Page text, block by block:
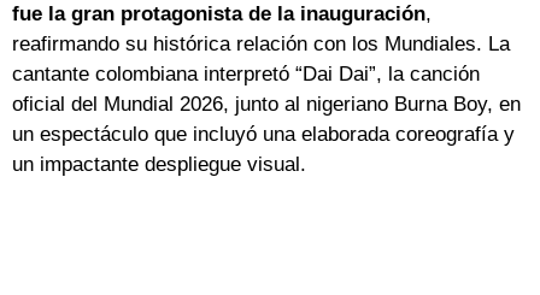
fue la gran protagonista de la inauguración,
reafirmando su histórica relación con los Mundiales. La
cantante colombiana interpretó “Dai Dai”, la canción
oficial del Mundial 2026, junto al nigeriano Burna Boy, en
un espectáculo que incluyó una elaborada coreografía y
un impactante despliegue visual.